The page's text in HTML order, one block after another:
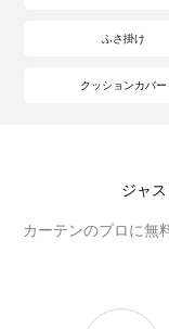
ふさ掛け
クッションカバー
ジャ
カーテンのプロに無